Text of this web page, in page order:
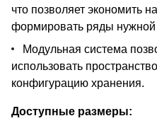
что позволяет экономить
формировать ряды
Модульная система
использовать
конфигурацию хранения.
Доступные размеры: